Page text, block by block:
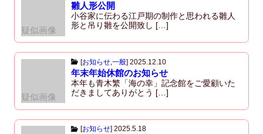
疑似画像
雛人形公開
小谷家に伝わる江戸期の制作と思われる雛人
形と吊り雛を公開致し […]
疑似画像
[お知らせ,一般] 2025.12.10
年末年始休館のお知らせ
本年も青木繁「海の幸」記念館をご愛顧いた
だきましてありがとう […]
[お知らせ] 2025.5.18